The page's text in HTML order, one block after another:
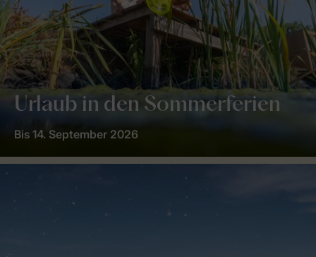
Urlaub in den Sommerferien
Bis 14. September 2026